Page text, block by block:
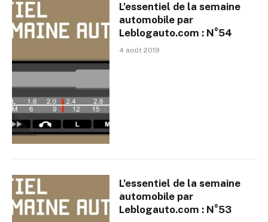
L’essentiel de la semaine
automobile par
Leblogauto.com : N°54
4 août 2019
L’essentiel de la semaine
automobile par
Leblogauto.com : N°53